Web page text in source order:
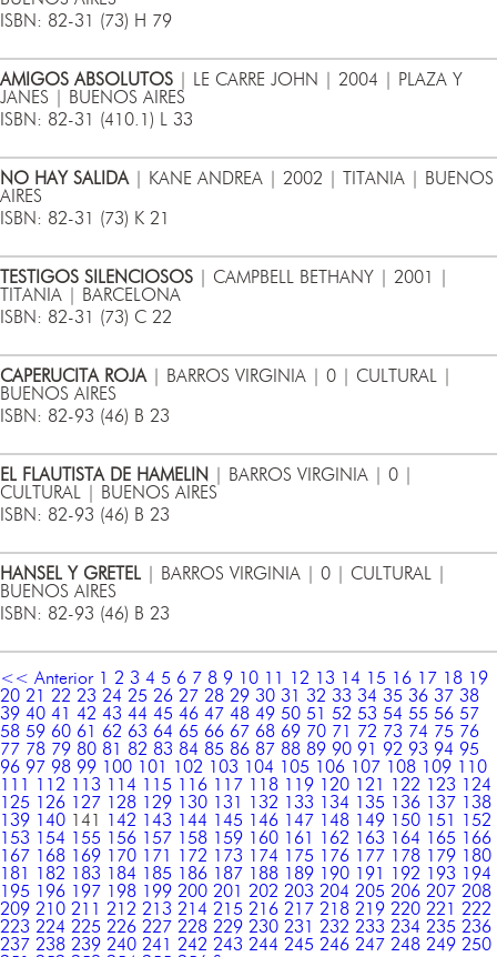
ISBN: 82-31 (73) H 79
AMIGOS ABSOLUTOS | LE CARRE JOHN | 2004 | PLAZA Y
JANES | BUENOS AIRES
ISBN: 82-31 (410.1) L 33
NO HAY SALIDA | KANE ANDREA | 2002 | TITANIA | BUENOS
AIRES
ISBN: 82-31 (73) K 21
TESTIGOS SILENCIOSOS | CAMPBELL BETHANY | 2001 |
TITANIA | BARCELONA
ISBN: 82-31 (73) C 22
CAPERUCITA ROJA | BARROS VIRGINIA | 0 | CULTURAL |
BUENOS AIRES
ISBN: 82-93 (46) B 23
EL FLAUTISTA DE HAMELIN
| BARROS VIRGINIA | 0 |
CULTURAL | BUENOS AIRES
ISBN: 82-93 (46) B 23
HANSEL Y GRETEL | BARROS VIRGINIA | 0 | CULTURAL |
BUENOS AIRES
ISBN: 82-93 (46) B 23
<< Anterior 1 2 3 4 5 6 7 8 9 10 11 12 13 14 15 16 17 18 19
20 21 22 23 24 25 26 27 28 29 30 31 32 33 34 35 36 37 38
39 40 41 42 43 44 45 46 47 48 49 50 51 52 53 54 55 56 57
58 59 60 61 62 63 64 65 66 67 68 69 70 71 72 73 74 75 76
77 78 79 80 81 82 83 84 85 86 87 88 89 90 91 92 93 94 95
96 97 98 99 100 101 102 103 104 105 106 107 108 109 110
111
112 113 114 115 116 117 118 119 120 121 122 123 124
125 126 127 128 129 130 131 132 133 134 135 136 137 138
139 140 141 142 143 144 145 146 147 148 149 150 151
152
153 154 155 156 157 158 159 160 161 162 163 164 165 166
167 168 169 170 171 172 173 174 175 176 177 178 179 180
181
182 183 184 185 186 187 188 189 190 191 192 193 194
195 196 197 198 199 200 201 202 203 204 205 206 207 208
209 210 211 212 213 214 215 216 217 218 219 220 221 222
223 224 225 226 227 228 229 230 231 232 233 234 235 236
237 238 239 240 241 242 243 244 245 246 247 248 249 250